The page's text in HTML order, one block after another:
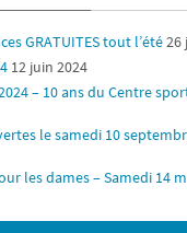
GRATUITES tout l’été26
12 juin 2024
– 10 ans du Centre
le samedi 10
les dames – Samedi 14